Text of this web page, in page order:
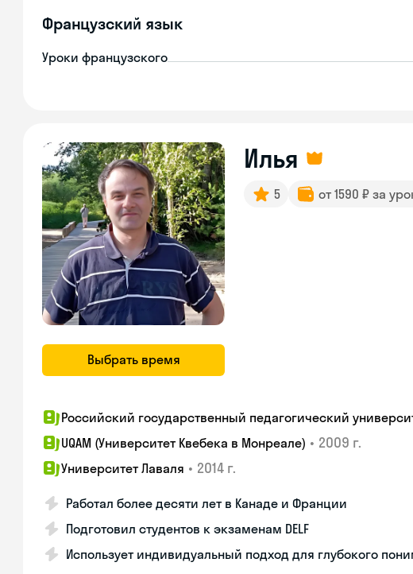
Французский язык
Уроки французского
Выбрать время
Илья
5 от 1590 ₽ за
Российский государственный педагогический
UQAM (Университет Квебека в Монреале) • 2009 г.
Университет Лаваля • 2014 г.
Работал более десяти лет в Канаде и Франции
Подготовил студентов к экзаменам DELF
Использует индивидуальный подход для глубокого